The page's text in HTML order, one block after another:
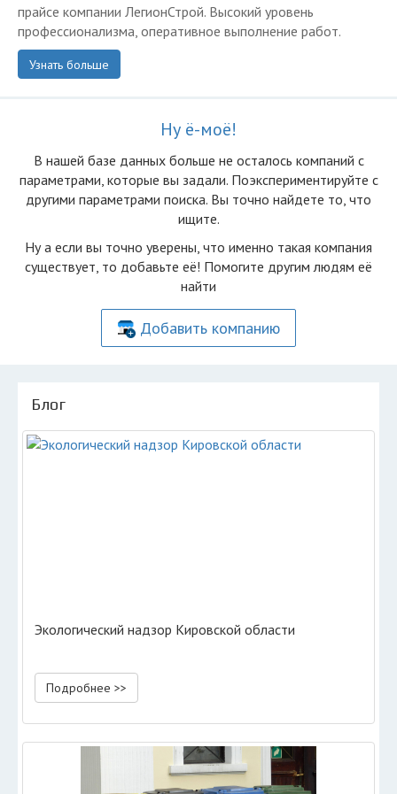
прайсе компании ЛегионСтрой. Высокий уровень
профессионализма, оперативное выполнение работ.
Узнать больше
Ну ё-моё!
В нашей базе данных больше не осталоcь компаний с
параметрами, которые вы задали. Поэкспериментируйте с
другими параметрами поиска. Вы точно найдете то, что
ищите.
Ну а если вы точно уверены, что именно такая компания
существует, то добавьте её! Помогите другим людям её
найти
Добавить компанию
Блог
Экологический надзор Кировской области
Подробнее >>